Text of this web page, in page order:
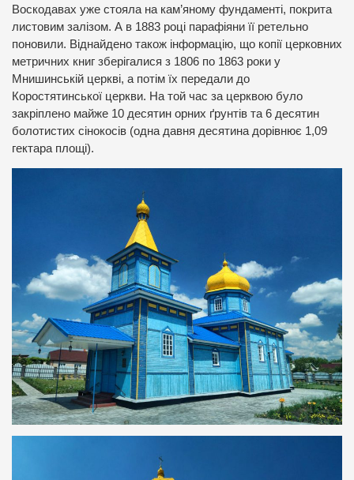
Воскодавах уже стояла на кам’яному фундаменті, покрита
листовим залізом. А в 1883 році парафіяни її ретельно
поновили. Віднайдено також інформацію, що копії церковних
метричних книг зберігалися з 1806 по 1863 роки у
Мнишинській церкві, а потім їх передали до
Коростятинської церкви. На той час за церквою було
закріплено майже 10 десятин орних ґрунтів та 6 десятин
болотистих сінокосів (одна давня десятина дорівнює 1,09
гектара площі).